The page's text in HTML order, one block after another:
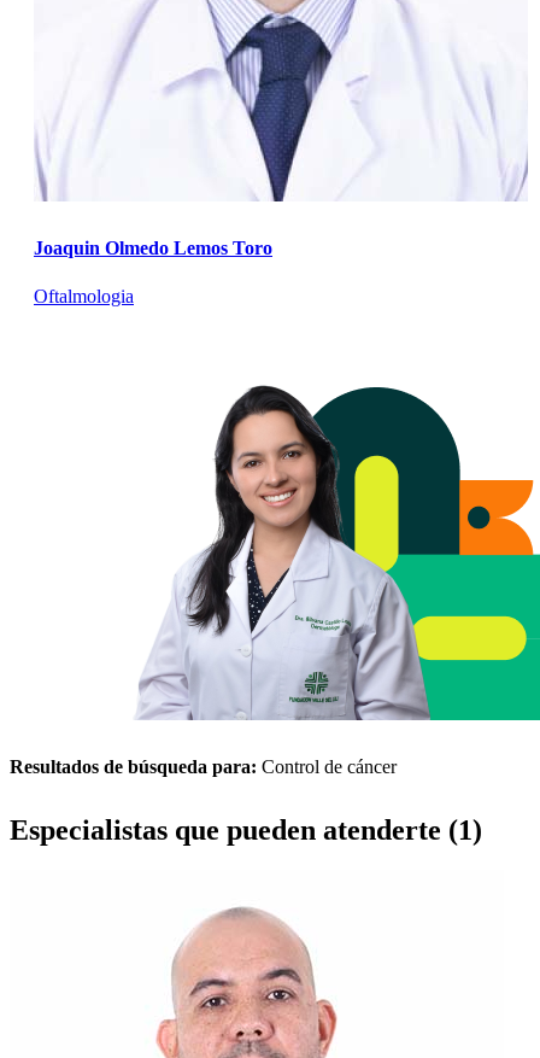
Joaquin Olmedo Lemos Toro
Oftalmologia
Resultados de búsqueda para: Control de cáncer
Especialistas que pueden atenderte (1)